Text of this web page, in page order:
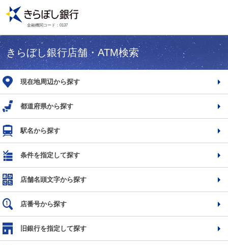
金融機関コード：0137
きらぼし銀行店舗・ATM検索
現在地周辺から探す
都道府県から探す
駅名から探す
条件を指定して探す
店舗名頭文字から探す
店番号から探す
旧銀行を指定して探す